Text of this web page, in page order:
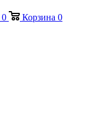
0 Корзина 0